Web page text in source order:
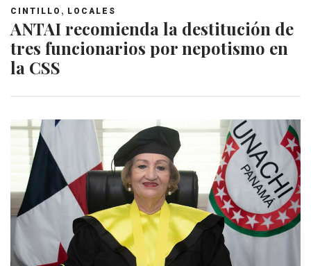
CINTILLO , LOCALES
ANTAI recomienda la destitución de
tres funcionarios por nepotismo en
la CSS